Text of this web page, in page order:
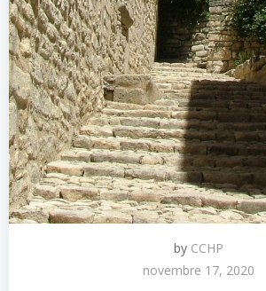
by CCHP
novembre 17, 2020